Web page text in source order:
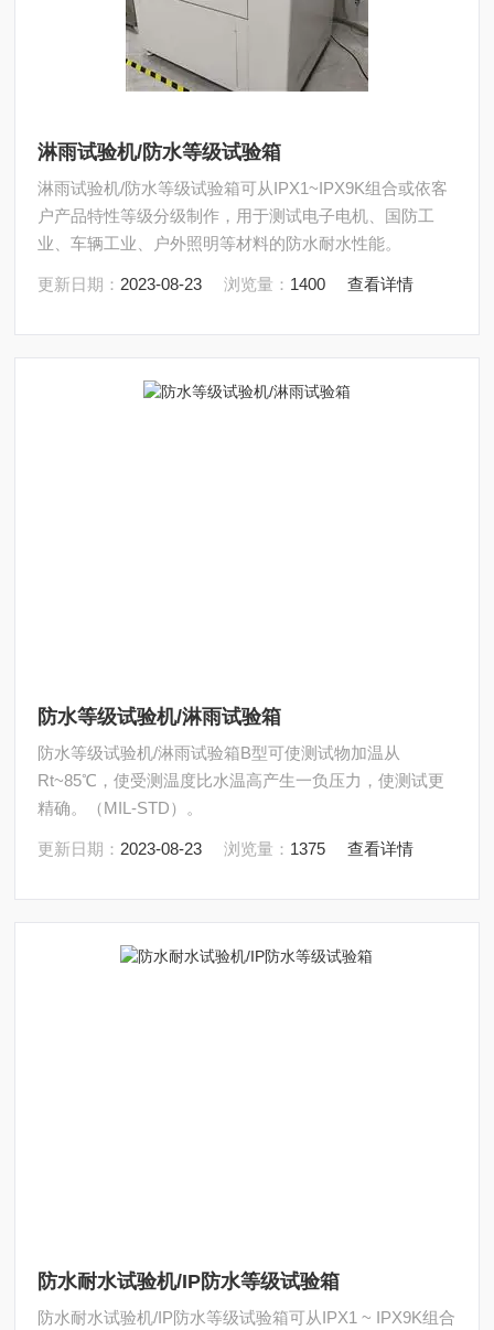
淋雨试验机/防水等级试验箱
淋雨试验机/防水等级试验箱可从IPX1~IPX9K组合或依客
户产品特性等级分级制作，用于测试电子电机、国防工
业、车辆工业、户外照明等材料的防水耐水性能。
更新日期： 2023-08-23 浏览量： 1400 查看详情
防水等级试验机/淋雨试验箱
防水等级试验机/淋雨试验箱B型可使测试物加温从
Rt~85℃，使受测温度比水温高产生一负压力，使测试更
精确。（MIL-STD）。
更新日期： 2023-08-23 浏览量： 1375 查看详情
防水耐水试验机/IP防水等级试验箱
防水耐水试验机/IP防水等级试验箱可从IPX1 ~ IPX9K组合